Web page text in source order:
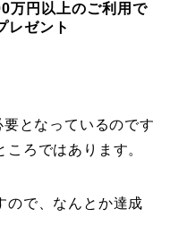
万円以上のご利用で
レゼント
となっているのです
ろではあります。
ので、なんとか達成